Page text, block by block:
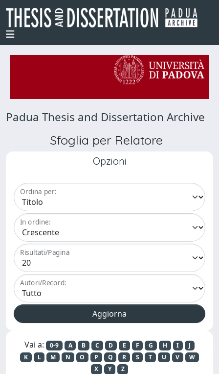
Padua Thesis and Dissertation Archive
Sfoglia per Relatore
Opzioni
Ordina per:
In ordine:
Risultati/Pagina
Autori/Record:
Vai a: 0-9 A B C D E F G H I
J
K
L M N O P Q R S T U V
W
X
Y Z